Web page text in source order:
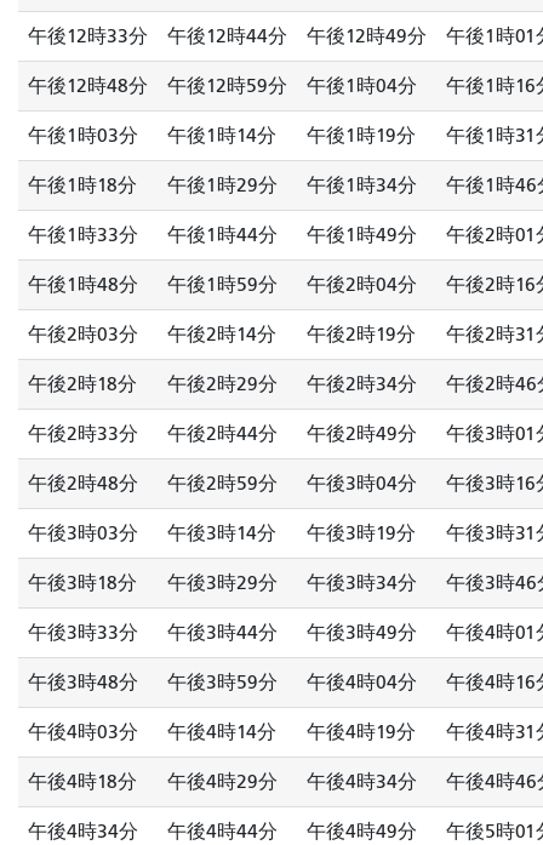
午後12時33分 午後12時44分 午後12時49分 午後1時01
午後12時48分 午後12時59分 午後1時04分 午後1時16
午後1時03分 午後1時14分 午後1時19分 午後1時31
午後1時18分 午後1時29分 午後1時34分 午後1時46
午後1時33分 午後1時44分 午後1時49分 午後2時01
午後1時48分 午後1時59分 午後2時04分 午後2時16
午後2時03分 午後2時14分 午後2時19分 午後2時31
午後2時18分 午後2時29分 午後2時34分 午後2時46
午後2時33分 午後2時44分 午後2時49分 午後3時01
午後2時48分 午後2時59分 午後3時04分 午後3時16
午後3時03分 午後3時14分 午後3時19分 午後3時31
午後3時18分 午後3時29分 午後3時34分 午後3時46
午後3時33分 午後3時44分 午後3時49分 午後4時01
午後3時48分 午後3時59分 午後4時04分 午後4時16
午後4時03分 午後4時14分 午後4時19分 午後4時31
午後4時18分 午後4時29分 午後4時34分 午後4時46
午後4時34分 午後4時44分 午後4時49分 午後5時01